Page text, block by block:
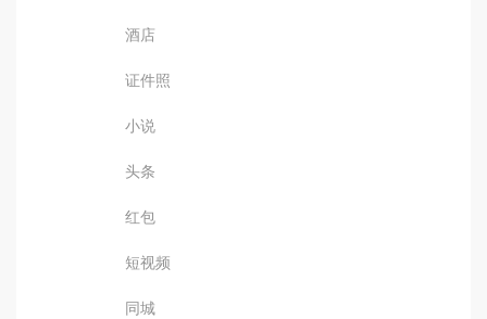
酒店
证件照
小说
头条
红包
短视频
同城